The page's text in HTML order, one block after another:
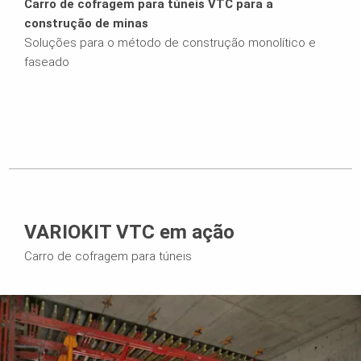
Carro de cofragem para túneis VTC para a
construção de minas
Soluções para o método de construção monolítico e
faseado
VARIOKIT VTC em ação
Carro de cofragem para túneis